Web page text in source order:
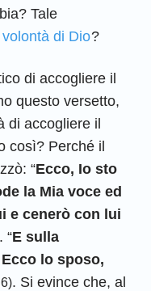
Tale
volontà di Dio?
di accogliere il
questo versetto,
di accogliere il
così? Perché il
“Ecco, Io sto
la Mia voce ed
e cenerò con lui
. “E sulla
lo sposo,
. Si evince che, al